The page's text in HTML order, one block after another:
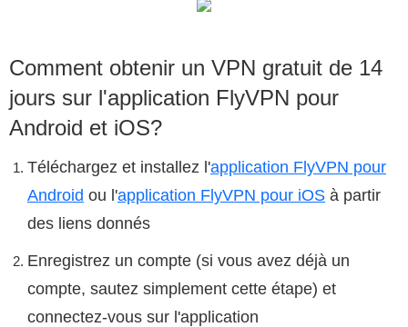
Comment obtenir un VPN gratuit de 14
jours sur l'application FlyVPN pour
Android et iOS?
Téléchargez et installez l'application FlyVPN pour
Android ou l'application FlyVPN pour iOS à partir
des liens donnés
Enregistrez un compte (si vous avez déjà un
compte, sautez simplement cette étape) et
connectez-vous sur l'application